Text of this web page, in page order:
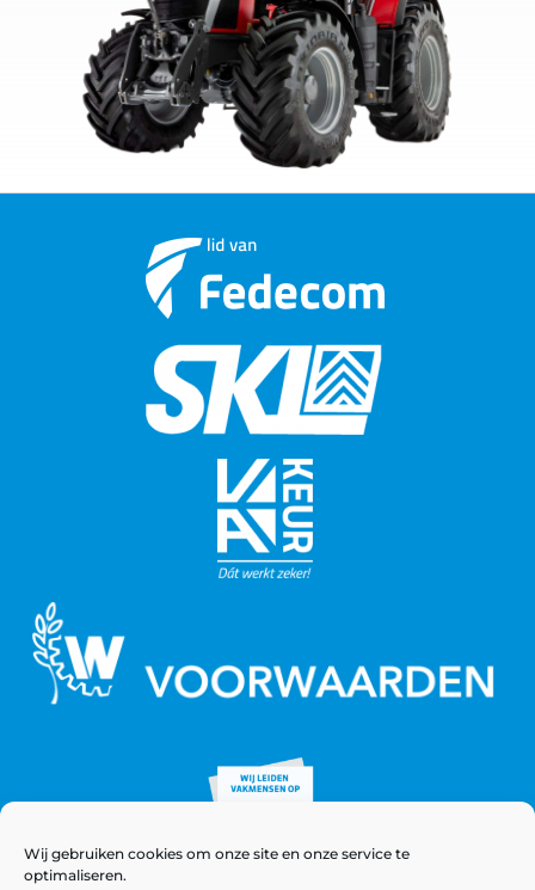
Wij gebruiken cookies om onze site en onze service te
optimaliseren.